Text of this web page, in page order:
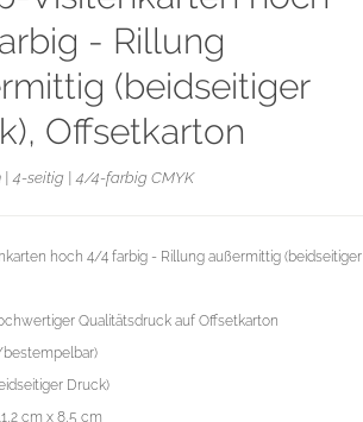
- Rillung
(beidseitiger
Offsetkarton
| 4-seitig | 4/4-farbig CMYK
hoch 4/4 farbig - Rillung außermittig (beidseitiger
Qualitätsdruck auf Offsetkarton
Druck)
cm x 8,5 cm